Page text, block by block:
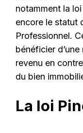
notamment la
encore le statut
Professionnel.
bénéficier
revenu en
du bien
La loi